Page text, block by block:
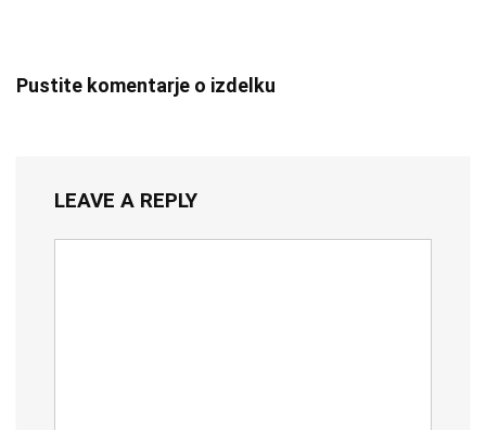
Pustite komentarje o izdelku
LEAVE A REPLY